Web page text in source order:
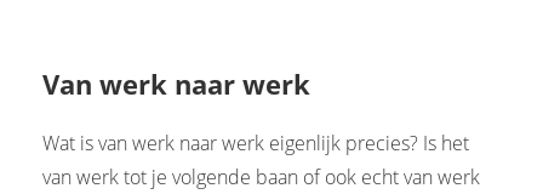
Van werk naar werk
Wat is van werk naar werk eigenlijk precies? Is het
van werk tot je volgende baan of ook echt van werk